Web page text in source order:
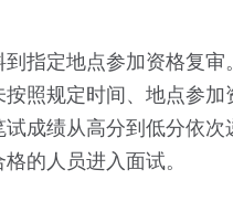
指定地点参加资格复
照规定时间、地点参
成绩从高分到低分依
的人员进入面试。